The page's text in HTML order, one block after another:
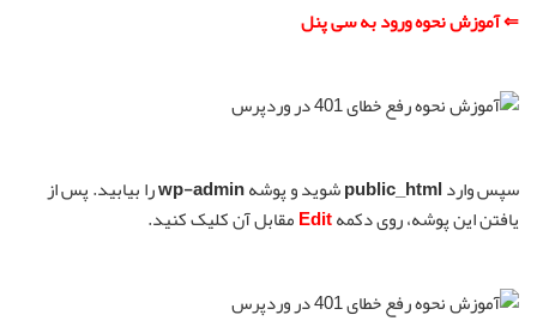
⇐ آموزش نحوه ورود به سی پنل
سپس واردpublic_htmlشوید و پوشهwp-adminرا بیابید. پس از
یافتن این پوشه، روی دکمهEditمقابل آن کلیک کنید.